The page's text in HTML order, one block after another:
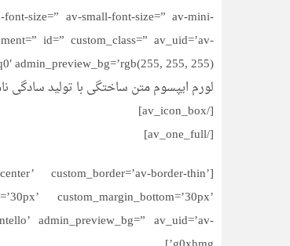
size=” av-small-font-size=” av-mini-
id=” custom_class=” av_uid=’av-
admin_preview_bg=’rgb(255, 255, 255)’]
لورم ایپسوم متن ساختگی با تولید سادگی
[/av_icon_box]
[/av_one_full]
custom_border=’av-border-thin’
custom_margin_bottom=’30px’
admin_preview_bg=” av_uid=’av-